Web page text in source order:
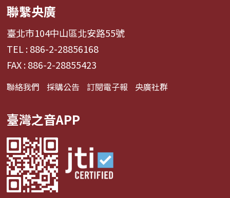
聯繫央廣
臺北市104中山區北安路55號
TEL : 886-2-28856168
FAX : 886-2-28855423
聯絡我們 採購公告 訂閱電子報 央廣社群
臺灣之音APP